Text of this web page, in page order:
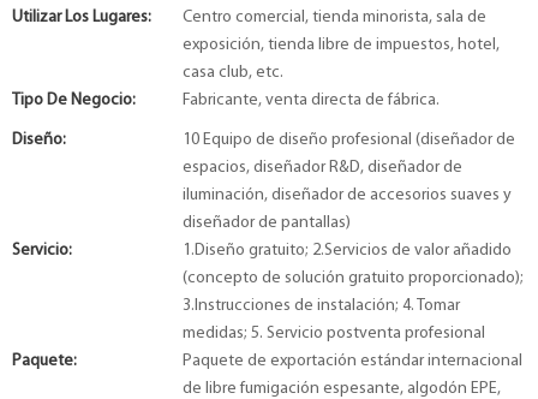
Utilizar Los Lugares:
Centro comercial, tienda minorista, sala de
exposición, tienda libre de impuestos, hotel,
casa club, etc.
Tipo De Negocio:
Fabricante, venta directa de fábrica.
Diseño:
10 Equipo de diseño profesional (diseñador de
espacios, diseñador R&D, diseñador de
iluminación, diseñador de accesorios suaves y
diseñador de pantallas)
Servicio:
1.Diseño gratuito; 2.Servicios de valor añadido
(concepto de solución gratuito proporcionado);
3.Instrucciones de instalación; 4. Tomar
medidas; 5. Servicio postventa profesional
Paquete:
Paquete de exportación estándar internacional
de libre fumigación espesante, algodón EPE,